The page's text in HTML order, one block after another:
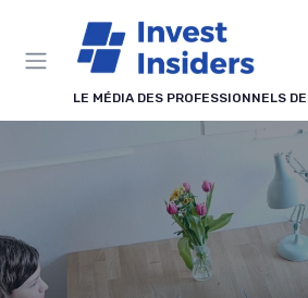
LE MÉDIA DES PROFESSIONNELS